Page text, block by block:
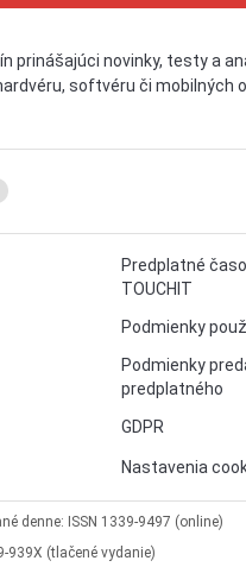
prinášajúci novinky, testy a
softvéru či mobilných
Predplatné
TOUCHIT
Podmienky
Podmienky
predplatného
GDPR
Nastavenia
denne: ISSN 1339-9497 (online)
939X (tlačené vydanie)